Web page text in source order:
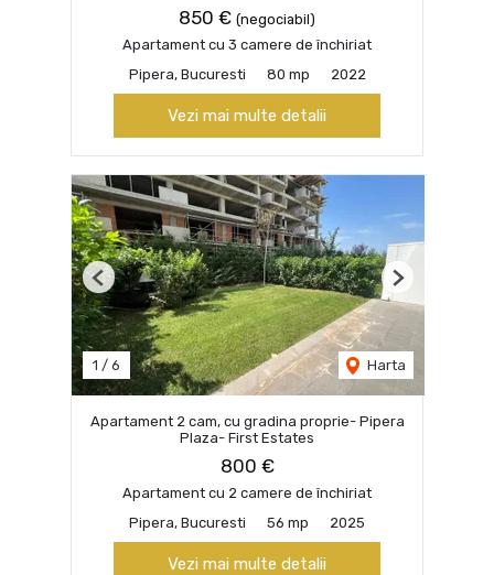
850 € (negociabil)
Apartament cu 3 camere de închiriat
Pipera, Bucuresti
80 mp 2022
Vezi mai multe detalii
1 / 6 Harta
Previous Next
Apartament 2 cam, cu gradina proprie- Pipera
Plaza- First Estates
800 €
Apartament cu 2 camere de închiriat
Pipera, Bucuresti
56 mp 2025
Vezi mai multe detalii